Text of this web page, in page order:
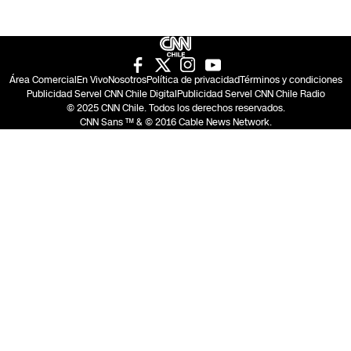
Área ComercialEn VivoNosotrosPolítica de privacidadTérminos y condiciones
Publicidad Servel CNN Chile DigitalPublicidad Servel CNN Chile Radio
© 2025 CNN Chile. Todos los derechos reservados.
CNN Sans ™ & © 2016 Cable News Network.